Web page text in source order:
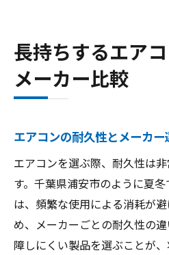
エアコン各社の特徴や耐
エアコンメーカーご
ント
信頼性重視で選ぶエ
エアコン選びで重視
浦安で人気のエアコ
浦安でエアコン設置時に
の違い
長持ちするエア
メーカー比較
エアコンの耐久性とメーカ
エアコンを選ぶ際、耐久性は
す。千葉県浦安市のように夏
は、頻繁な使用による消耗が
め、メーカーごとの耐久性の
障しにくい製品を選ぶことが